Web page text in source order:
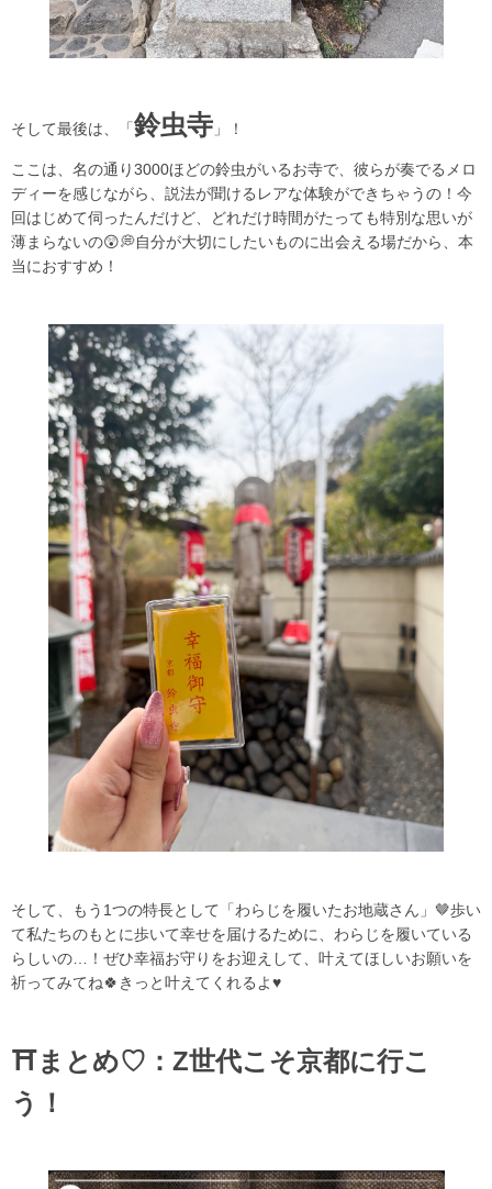
そして最後は、「鈴虫寺 」！
ここは、名の通り3000ほどの鈴虫がいるお寺で、彼らが奏でるメロ
ディーを感じながら、説法が聞けるレアな体験ができちゃうの！今
回はじめて伺ったんだけど、どれだけ時間がたっても特別な思いが
薄まらないの😲💭自分が大切にしたいものに出会える場だから、本
当におすすめ！
そして、もう1つの特長として「わらじを履いたお地蔵さん」🤎歩い
て私たちのもとに歩いて幸せを届けるために、わらじを履いている
らしいの…！ぜひ幸福お守りをお迎えして、叶えてほしいお願いを
祈ってみてね🍀きっと叶えてくれるよ♥
⛩️まとめ♡：Z世代こそ京都に行こ
う！